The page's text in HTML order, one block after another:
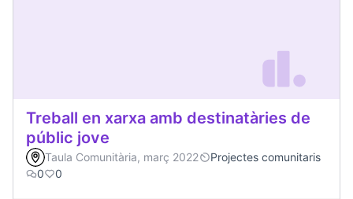
Treball en xarxa amb destinatàries de
públic jove
Taula Comunitària, març 2022
Projectes comunitaris
0
0